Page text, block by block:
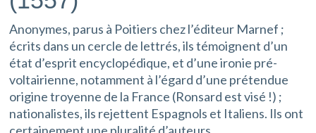
Anonymes, parus à Poitiers chez l’éditeur Marnef ;
écrits dans un cercle de lettrés, ils témoignent d’un
état d’esprit encyclopédique, et d’une ironie pré-
voltairienne, notamment à l’égard d’une prétendue
origine troyenne de la France (Ronsard est visé !) ;
nationalistes, ils rejettent Espagnols et Italiens. Ils ont